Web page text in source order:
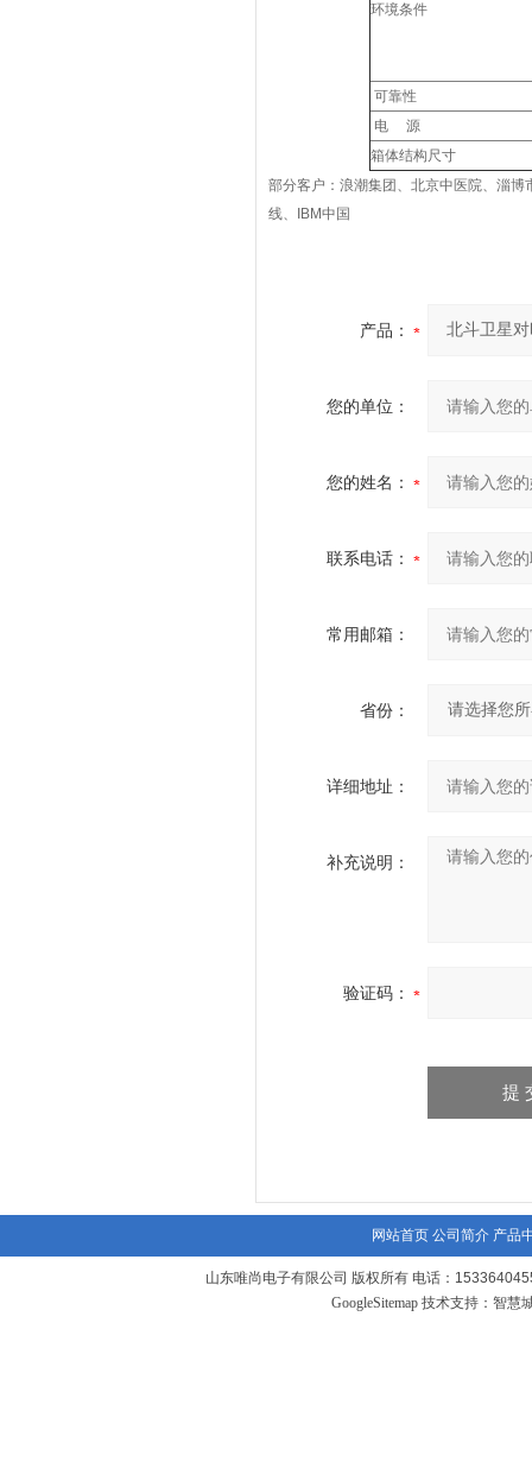
环境条件
可靠性
电
源
箱体结构尺寸
部分客户：浪潮集团、北京中医院、淄
线、
IBM中国
产品：
您的单位：
您的姓名：
联系电话：
常用邮箱：
省份：
详细地址：
补充说明：
验证码：
网站首页 公司简介 产品
山东唯尚电子有限公司 版权所有 电话：
GoogleSitemap技术支持： 智慧